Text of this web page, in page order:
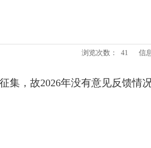
浏览次数： 41 信
集，故2026年没有意见反馈情